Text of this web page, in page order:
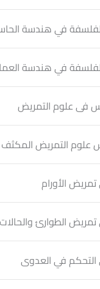
في هندسة
في هندسة
فى علوم التمريض
علوم التمريض المكثف
الأورام
الطوارئ
التحكم في العدوى